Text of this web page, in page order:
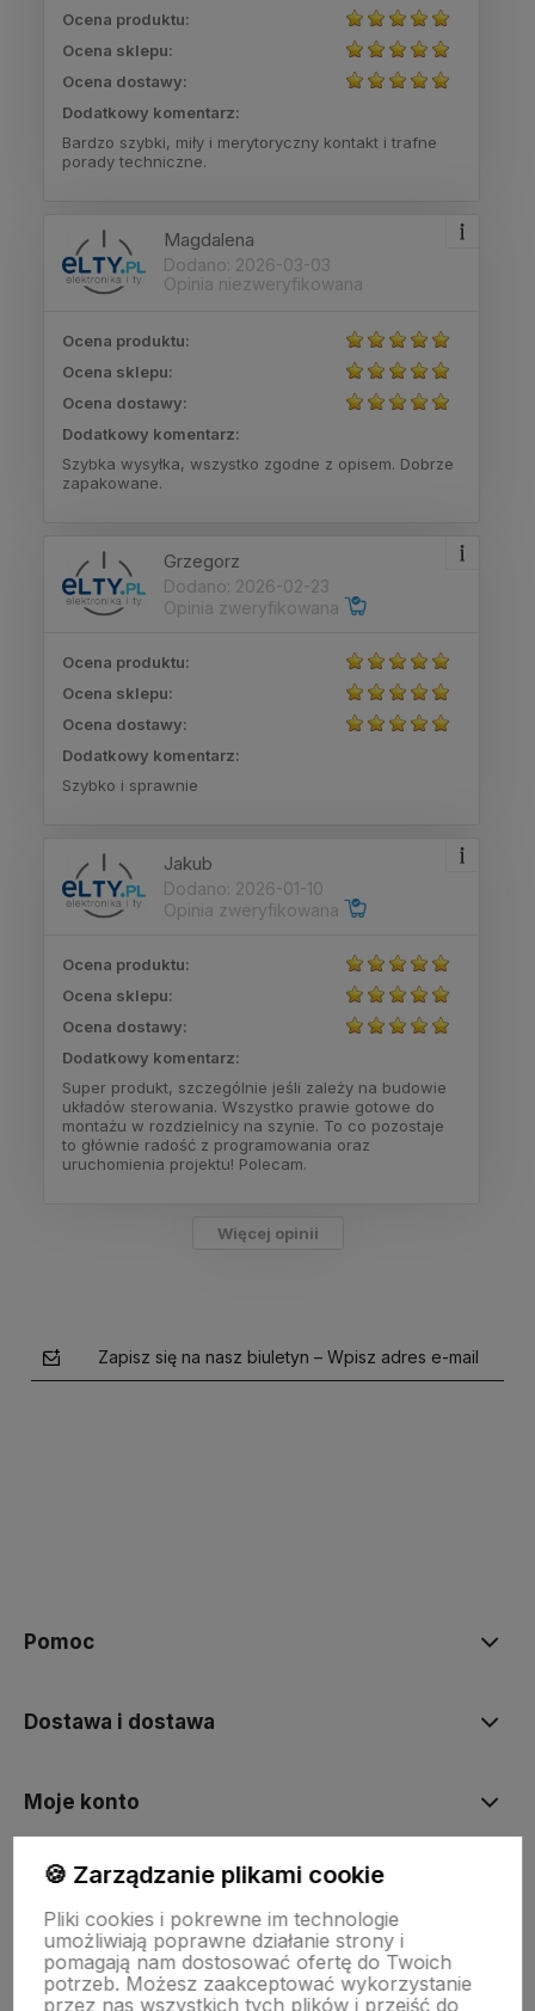
Ocena produktu:
Ocena sklepu:
Ocena dostawy:
Dodatkowy komentarz:
Bardzo szybki, miły i merytoryczny kontakt i trafne
porady techniczne.
Magdalena
Dodano: 2026-03-03
Opinia niezweryfikowana
Ocena produktu:
Ocena sklepu:
Ocena dostawy:
Dodatkowy komentarz:
Szybka wysyłka, wszystko zgodne z opisem. Dobrze
zapakowane.
Grzegorz
Dodano: 2026-02-23
Opinia zweryfikowana
Ocena produktu:
Ocena sklepu:
Ocena dostawy:
Dodatkowy komentarz:
Szybko i sprawnie
Jakub
Dodano: 2026-01-10
Opinia zweryfikowana
Ocena produktu:
Ocena sklepu:
Ocena dostawy:
Dodatkowy komentarz:
Super produkt, szczególnie jeśli zależy na budowie
układów sterowania. Wszystko prawie gotowe do
montażu w rozdzielnicy na szynie. To co pozostaje
to głównie radość z programowania oraz
uruchomienia projektu! Polecam.
Więcej opinii
Zapisz się na nasz biuletyn – Wpisz adres e-mail
Pomoc
Dostawa i dostawa
Moje konto
Gwarancja i zwroty
O firmie
🍪 Zarządzanie plikami cookie
Pliki cookies i pokrewne im technologie
umożliwiają poprawne działanie strony i
pomagają nam dostosować ofertę do Twoich
potrzeb. Możesz zaakceptować wykorzystanie
przez nas wszystkich tych plików i przejść do